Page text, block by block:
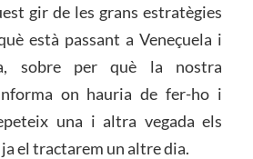
gir de les grans estratègies
està passant a Veneçuela i
sobre per què la nostra
on hauria de fer-ho i
una i altra vegada els
el tractarem un altre dia.